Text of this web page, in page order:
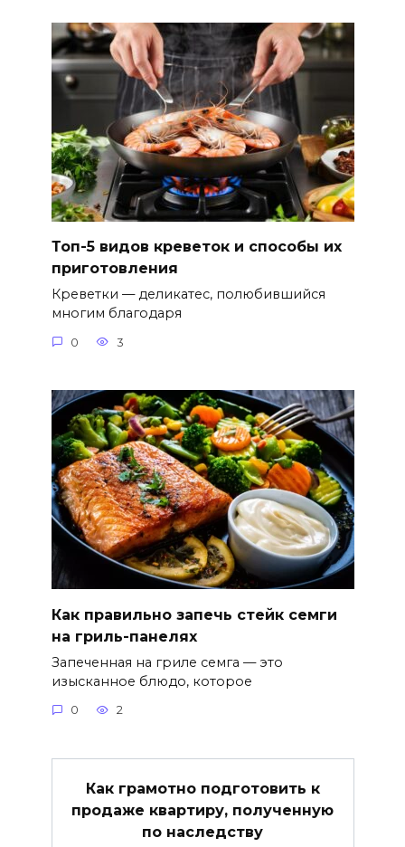
Топ-5 видов креветок и способы их
приготовления
Креветки — деликатес, полюбившийся
многим благодаря
0 3
Как правильно запечь стейк семги
на гриль-панелях
Запеченная на гриле семга — это
изысканное блюдо, которое
0 2
Как грамотно подготовить к
продаже квартиру, полученную
по наследству